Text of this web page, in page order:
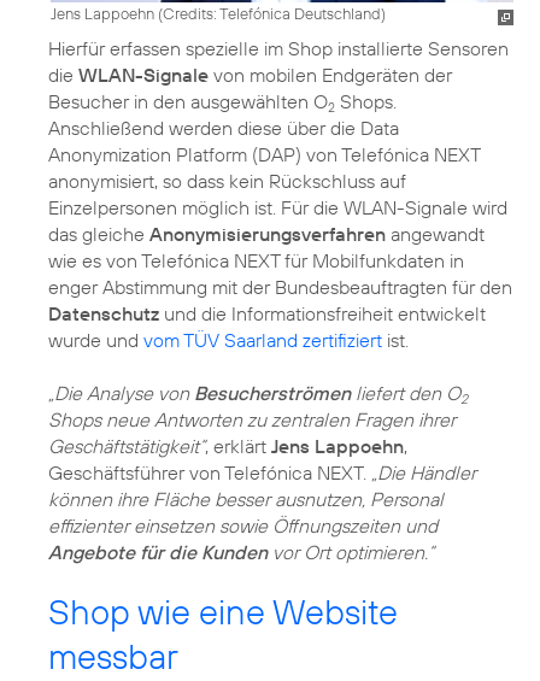
Jens Lappoehn (Credits: Telefónica Deutschland)
Hierfür erfassen spezielle im Shop installierte Sensoren
die WLAN-Signale von mobilen Endgeräten der
Besucher in den ausgewählten O2 Shops.
Anschließend werden diese über die Data
Anonymization Platform (DAP) von Telefónica NEXT
anonymisiert, so dass kein Rückschluss auf
Einzelpersonen möglich ist. Für die WLAN-Signale wird
das gleiche Anonymisierungsverfahren angewandt
wie es von Telefónica NEXT für Mobilfunkdaten in
enger Abstimmung mit der Bundesbeauftragten für den
Datenschutz und die Informationsfreiheit entwickelt
wurde und vom TÜV Saarland zertifiziert ist.
„Die Analyse von Besucherströmenliefert den O2
Shops neue Antworten zu zentralen Fragen ihrer
Geschäftstätigkeit“, erklärt Jens Lappoehn,
Geschäftsführer von Telefónica NEXT. „Die Händler
können ihre Fläche besser ausnutzen, Personal
effizienter einsetzen sowie Öffnungszeiten und
Angebote für die Kundenvor Ort optimieren.“
Shop wie eine Website
messbar